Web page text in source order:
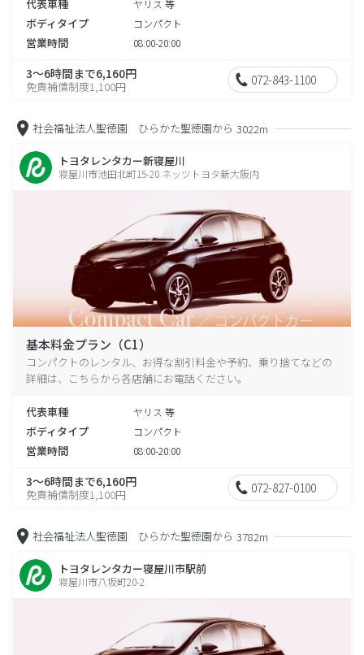
代表車種 ヤリス 等
ボディタイプ コンパクト
営業時間 08:00-20:00
3～6時間まで6,160円
免責補償制度1,100円 072-843-1100
社会福祉法人聖徳園 ひらかた聖徳園から 3022m
トヨタレンタカー新寝屋川
寝屋川市池田北町15-20 ネッツトヨタ新大阪内
基本料金プラン（C1）
コンパクトのレンタル、お得な割引料金や予約、乗り捨てなどの
詳細は、こちらから各店舗にお電話ください。
代表車種 ヤリス 等
ボディタイプ コンパクト
営業時間 08:00-20:00
3～6時間まで6,160円
免責補償制度1,100円 072-827-0100
社会福祉法人聖徳園 ひらかた聖徳園から 3782m
トヨタレンタカー寝屋川市駅前
寝屋川市八坂町20-2